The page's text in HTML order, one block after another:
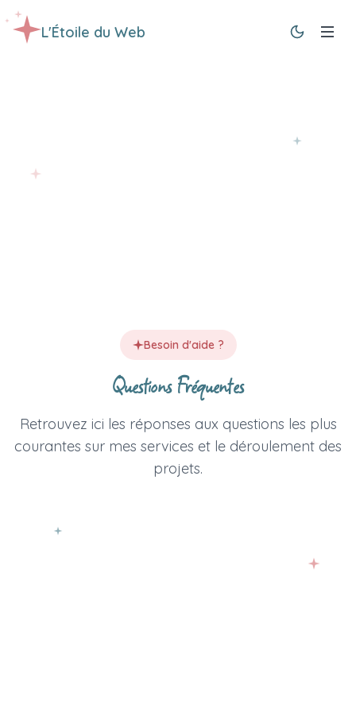
L'Étoile du Web
Besoin d'aide ?
Questions Fréquentes
Retrouvez ici les réponses aux questions les plus
courantes sur mes services et le déroulement des
projets.